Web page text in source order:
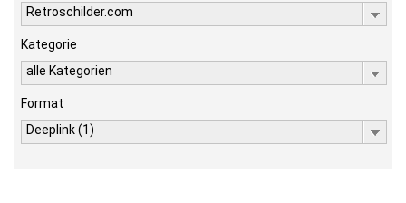
Retroschilder.com
Kategorie
alle Kategorien
Format
Deeplink (1)